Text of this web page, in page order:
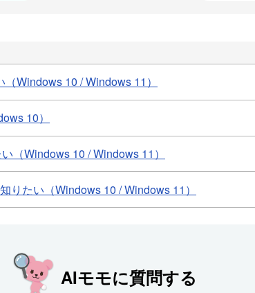
Windows 10 / Windows 11）
10）
（Windows 10 / Windows 11）
りたい（Windows 10 / Windows 11）
AIモモに質問する